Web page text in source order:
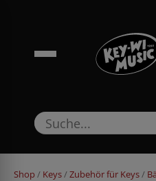
Shop/ Keys/Zubehör für Keys/